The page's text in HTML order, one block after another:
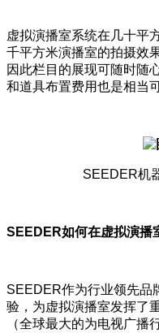
虚拟演播室系统在几十平
千平方米演播室的拍摄效
因此栏目的展现可随时随
和道具布置费用也是相当
SEEDER机
SEEDER如何在虚拟演播
SEEDER作为行业领先品
验，为虚拟演播室发挥了
（全球最大的为电视广播